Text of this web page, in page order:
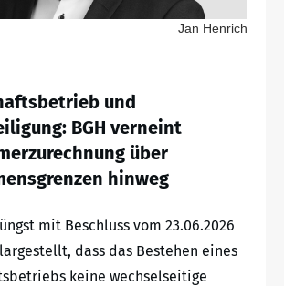
Jan Henrich
und
BGH verneint
über
hinweg
mit Beschluss vom 23.06.2026
dass das Bestehen eines
keine wechselseitige